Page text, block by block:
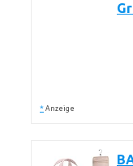
* Anzeige